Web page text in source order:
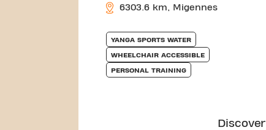
6303.6 km, Migennes
YANGA SPORTS WATER
WHEELCHAIR ACCESSIBLE
PERSONAL TRAINING
Discover